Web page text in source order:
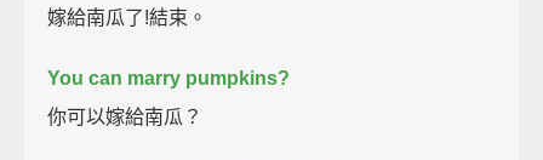
嫁給南瓜了!結束。
You can marry pumpkins?
你可以嫁給南瓜？